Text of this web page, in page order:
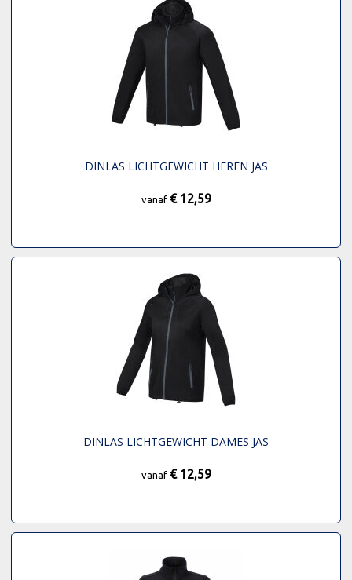
DINLAS LICHTGEWICHT HEREN JAS
vanaf € 12,59
DINLAS LICHTGEWICHT DAMES JAS
vanaf € 12,59